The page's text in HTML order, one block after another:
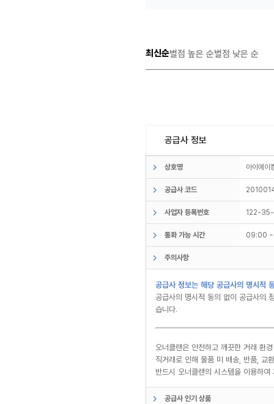
최신순별점 높은 순별점 낮은 순
공급사 정보
상호명 아이에
공급사 코드
사업자 등록번호 122-
통화 가능 시간 09:00
주의사항
공급사 정보는 해당 공급사의 명시적
공급사의 명시적 동의 없이 공급사의
습니다.
오너클랜은 안전하고 깨끗한 거래 환
직거래로 인해 물품 미 배송, 반품, 교
반드시 오너클랜의 시스템을 이용하
공급사 인기 상품